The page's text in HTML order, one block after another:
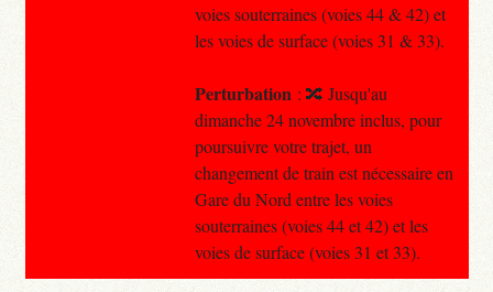
voies souterraines (voies 44 & 42) et
les voies de surface (voies 31 & 33).
Perturbation : 🔀 Jusqu'au
dimanche 24 novembre inclus, pour
poursuivre votre trajet, un
changement de train est nécessaire en
Gare du Nord entre les voies
souterraines (voies 44 et 42) et les
voies de surface (voies 31 et 33).